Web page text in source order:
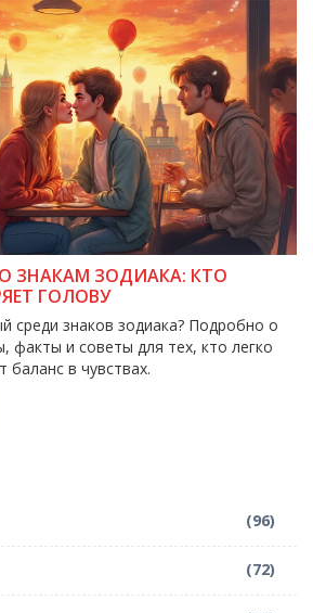
ЗНАКАМ ЗОДИАКА: КТО
ГОЛОВУ
среди знаков зодиака? Подробно о
факты и советы для тех, кто легко
баланс в чувствах.
(96)
(72)